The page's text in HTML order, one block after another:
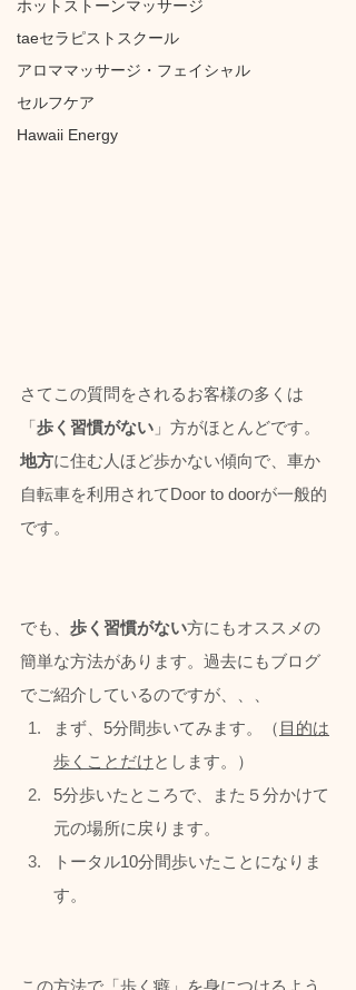
ホットストーンマッサージ
taeセラピストスクール
アロママッサージ・フェイシャル
セルフケア
Hawaii Energy
さてこの質問をされるお客様の多くは
「歩く習慣がない 」方がほとんどです。
地方に住む人ほど歩かない傾向で、車か
自転車を利用されてDoor to doorが一般的
です。
でも、 歩く習慣がない方にもオススメの
簡単な方法があります。過去にもブログ
でご紹介しているのですが、、、
まず、5分間歩いてみます。（ 目的は
歩くことだけとします。）
5分歩いたところで、また５分かけて
元の場所に戻ります。
トータル10分間歩いたことになりま
す。
この方法で「歩く癖」を身につけるよう